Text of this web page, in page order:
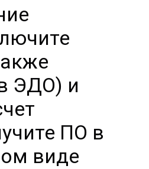
ЭДО) и
ПО в
виде